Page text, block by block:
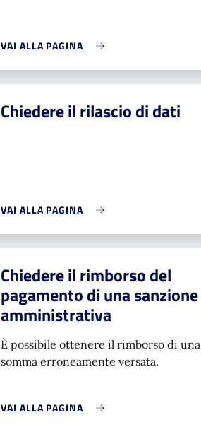
VAI ALLA PAGINA
Chiedere il rilascio di dati
VAI ALLA PAGINA
Chiedere il rimborso del
pagamento di una sanzione
amministrativa
È possibile ottenere il rimborso di una
somma erroneamente versata.
VAI ALLA PAGINA